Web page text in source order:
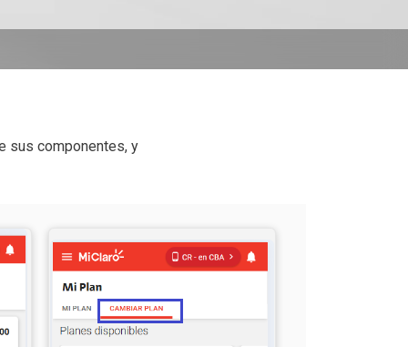
sus componentes, y